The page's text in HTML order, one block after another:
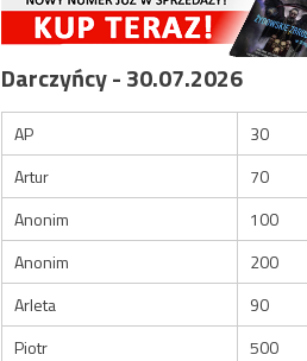
Darczyńcy - 30.07.2026
AP
30
Artur
70
Anonim
100
Anonim
200
Arleta
90
Piotr
500